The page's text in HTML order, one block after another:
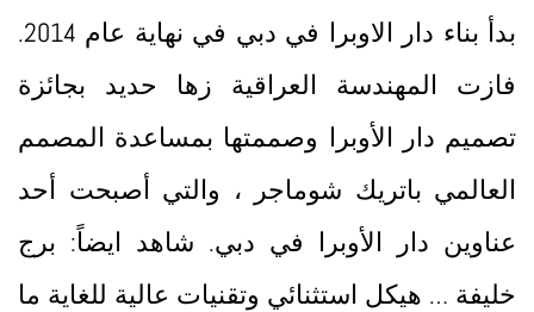
بدأ بناء دار الاوبرا في دبي في نهاية عام 2014.
فازت المهندسة العراقية زها حديد بجائزة
تصميم دار الأوبرا وصممتها بمساعدة المصمم
العالمي باتريك شوماجر ، والتي أصبحت أحد
عناوين دار الأوبرا في دبي. شاهد ايضاً: برج
خليفة … هيكل استثنائي وتقنيات عالية للغاية ما